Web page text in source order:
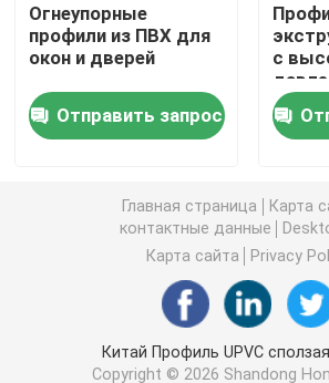
окно окна upvc
Раздвижная дверь UPVC
Окно термального перерыва
Двери термального перерыва
Огнеупорные
профили из ПВХ для
окон и дверей
Отправить запрос
с
Главная страница
Карта
контактные данные
Карта сайта
Privacy
Китай Профиль UPVC
Copyright © 2026 Shandong